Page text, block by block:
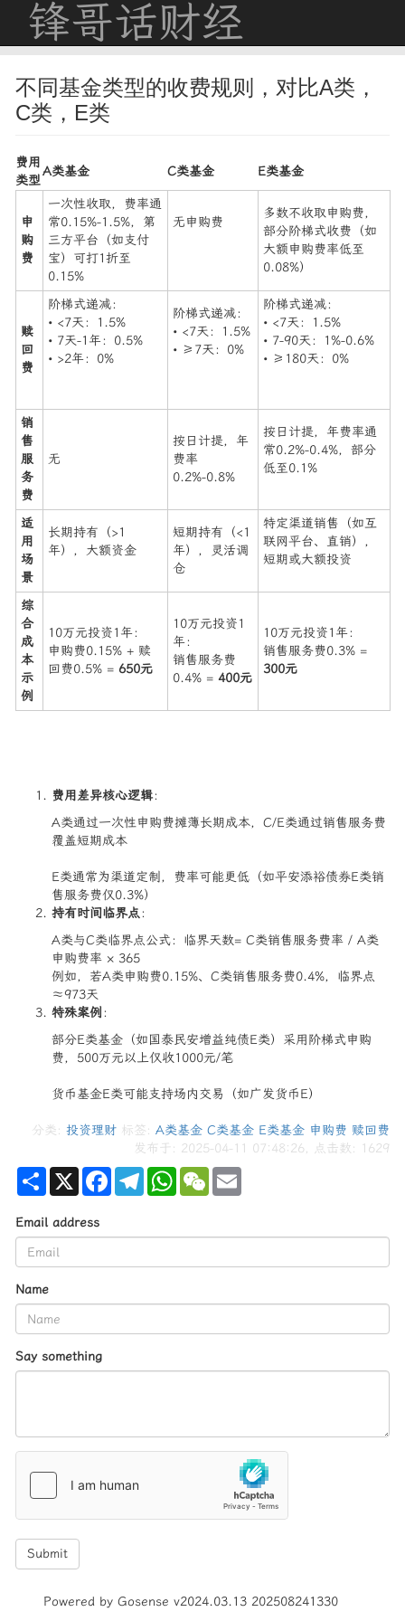
锋哥话财经
不同基金类型的收费规则，对比A类，
C类，E类
费用
类型​
​A类基金​ ​C类基金​ ​E类基金​
​申
购
费​
一次性收取，费率通
常0.15%-1.5%，第
三方平台（如支付
宝）可打1折至
0.15%
无申购费
多数不收取申购费，
部分阶梯式收费（如
大额申购费率低至
0.08%）
​赎
回
费​
阶梯式递减：
• <7天：1.5%
• 7天-1年：0.5%
• >2年：0%
阶梯式递减：
• <7天：1.5%
• ≥7天：0%
阶梯式递减：
• <7天：1.5%
• 7-90天：1%-0.6%
• ≥180天：0%
​销
售
服
务
费​
无
按日计提，年
费率
0.2%-0.8%
按日计提，年费率通
常0.2%-0.4%，部分
低至0.1%
​适
用
场
景​
长期持有（>1
年），大额资金
短期持有（<1
年），灵活调
仓
特定渠道销售（如互
联网平台、直销），
短期或大额投资
​综
合
成
本
示
例​
10万元投资1年：
申购费0.15% + 赎
回费0.5% = ​ ​650元​
10万元投资1
年：
销售服务费
0.4% = ​ ​400元​
10万元投资1年：
销售服务费0.3% = ​
300元​
​费用差异核心逻辑​​：
A类通过一次性申购费摊薄长期成本，C/E类通过销售服务费
覆盖短期成本
E类通常为渠道定制，费率可能更低（如平安添裕债券E类销
售服务费仅0.3%）
​持有时间临界点​​：
A类与C类临界点公式：临界天数= C类销售服务费率 / A类
申购费率 × 365
例如，若A类申购费0.15%、C类销售服务费0.4%，临界点
≈973天
​特殊案例​ ​：
部分E类基金（如国泰民安增益纯债E类）采用阶梯式申购
费，500万元以上仅收1000元/笔
货币基金E类可能支持场内交易（如广发货币E）
分类: 投资理财 标签: A类基金 C类基金 E类基金 申购费 赎回费
发布于: 2025-04-11 07:48:26, 点击数: 1629
Share X FacebookTelegramWhatsApp
WeChat
Email address
Name
Say something
Submit
Powered by Gosense v2024.03.13 202508241330